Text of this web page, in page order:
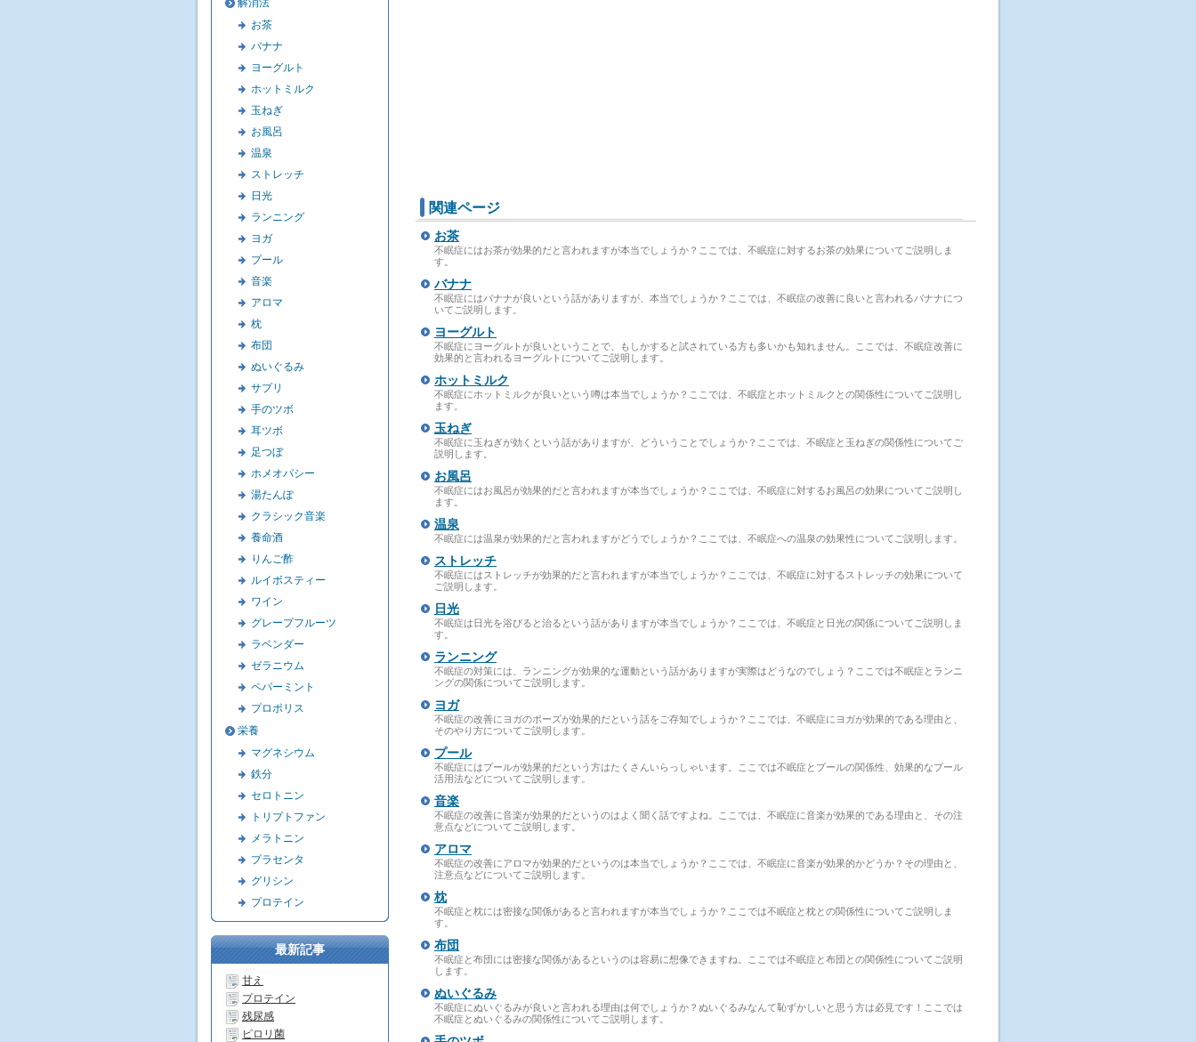
関連ページ
お茶
不眠症にはお茶が効果的だと言われますが本当でしょうか？ここでは、不眠症に対するお茶の効果についてご説明しま
す。
バナナ
不眠症にはバナナが良いという話がありますが、本当でしょうか？ここでは、不眠症の改善に良いと言われるバナナにつ
いてご説明します。
ヨーグルト
不眠症にヨーグルトが良いということで、もしかすると試されている方も多いかも知れません。ここでは、不眠症改善に
効果的と言われるヨーグルトについてご説明します。
ホットミルク
不眠症にホットミルクが良いという噂は本当でしょうか？ここでは、不眠症とホットミルクとの関係性についてご説明し
ます。
玉ねぎ
不眠症に玉ねぎが効くという話がありますが、どういうことでしょうか？ここでは、不眠症と玉ねぎの関係性についてご
説明します。
お風呂
不眠症にはお風呂が効果的だと言われますが本当でしょうか？ここでは、不眠症に対するお風呂の効果についてご説明し
ます。
温泉
不眠症には温泉が効果的だと言われますがどうでしょうか？ここでは、不眠症への温泉の効果性についてご説明します。
ストレッチ
不眠症にはストレッチが効果的だと言われますが本当でしょうか？ここでは、不眠症に対するストレッチの効果について
ご説明します。
日光
不眠症は日光を浴びると治るという話がありますが本当でしょうか？ここでは、不眠症と日光の関係についてご説明しま
す。
ランニング
不眠症の対策には、ランニングが効果的な運動という話がありますが実際はどうなのでしょう？ここでは不眠症とランニ
ングの関係についてご説明します。
ヨガ
不眠症の改善にヨガのポーズが効果的だという話をご存知でしょうか？ここでは、不眠症にヨガが効果的である理由と、
そのやり方についてご説明します。
プール
不眠症にはプールが効果的だという方はたくさんいらっしゃいます。ここでは不眠症とプールの関係性、効果的なプール
活用法などについてご説明します。
音楽
不眠症の改善に音楽が効果的だというのはよく聞く話ですよね。ここでは、不眠症に音楽が効果的である理由と、その注
意点などについてご説明します。
アロマ
不眠症の改善にアロマが効果的だというのは本当でしょうか？ここでは、不眠症に音楽が効果的かどうか？その理由と、
注意点などについてご説明します。
枕
不眠症と枕には密接な関係があると言われますが本当でしょうか？ここでは不眠症と枕との関係性についてご説明しま
す。
布団
不眠症と布団には密接な関係があるというのは容易に想像できますね。ここでは不眠症と布団との関係性についてご説明
します。
ぬいぐるみ
不眠症にぬいぐるみが良いと言われる理由は何でしょうか？ぬいぐるみなんて恥ずかしいと思う方は必見です！ここでは
不眠症とぬいぐるみの関係性についてご説明します。
解消法
お茶
バナナ
ヨーグルト
ホットミルク
玉ねぎ
お風呂
温泉
ストレッチ
日光
ランニング
ヨガ
プール
音楽
アロマ
枕
布団
ぬいぐるみ
サプリ
手のツボ
耳ツボ
足つぼ
ホメオパシー
湯たんぽ
クラシック音楽
養命酒
りんご酢
ルイボスティー
ワイン
グレープフルーツ
ラベンダー
ゼラニウム
ペパーミント
プロポリス
栄養
マグネシウム
鉄分
セロトニン
トリプトファン
メラトニン
プラセンタ
グリシン
プロテイン
最新記事
甘え
プロテイン
残尿感
ピロリ菌